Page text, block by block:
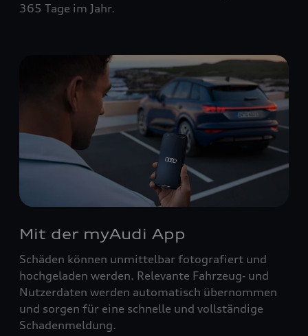
365 Tage im Jahr.
Mit der myAudi App
Schäden können unmittelbar fotografiert und
hochgeladen werden. Relevante Fahrzeug‑ und
Nutzerdaten werden automatisch übernommen
und sorgen für eine schnelle und vollständige
Schadenmeldung.